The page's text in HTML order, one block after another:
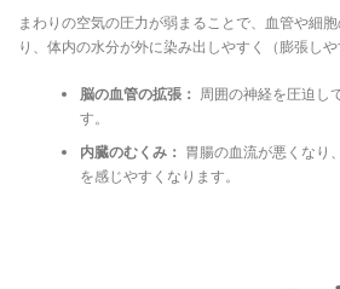
まわりの空気の圧力が弱まることで、血管や細
り、体内の水分が外に染み出しやすく（膨張しや
脳の血管の拡張： 周囲の神経を圧迫し
す。
内臓のむくみ： 胃腸の血流が悪くなり
を感じやすくなります。